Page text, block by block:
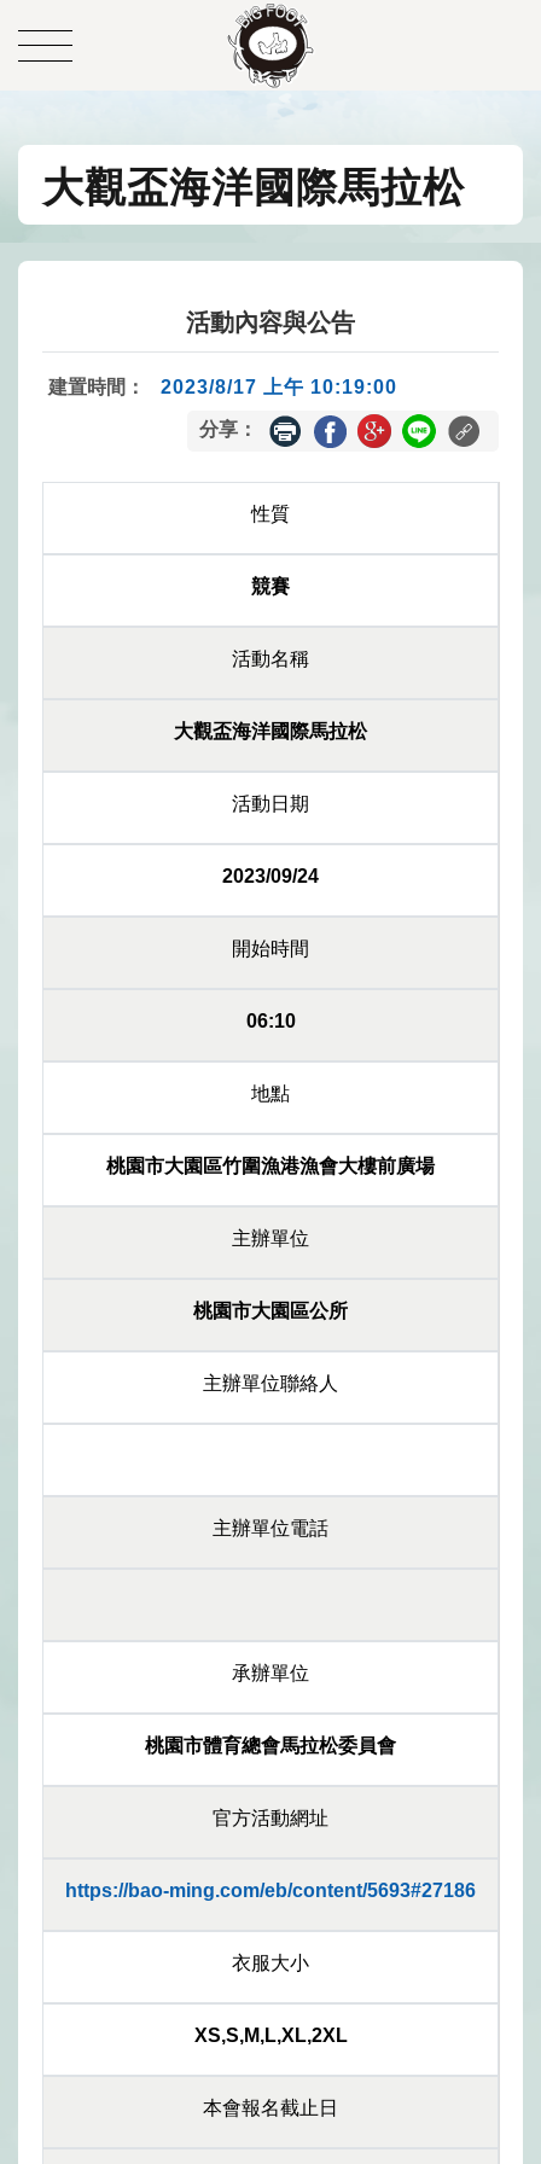
大觀盃海洋國際馬拉松
活動內容與公告
建置時間： 2023/8/17 上午 10:19:00
分享：
性質
競賽
活動名稱
大觀盃海洋國際馬拉松
活動日期
2023/09/24
開始時間
06:10
地點
桃園市大園區竹圍漁港漁會大樓前廣場
主辦單位
桃園市大園區公所
主辦單位聯絡人
主辦單位電話
承辦單位
桃園市體育總會馬拉松委員會
官方活動網址
https://bao-ming.com/eb/content/5693#27186
衣服大小
XS,S,M,L,XL,2XL
本會報名截止日